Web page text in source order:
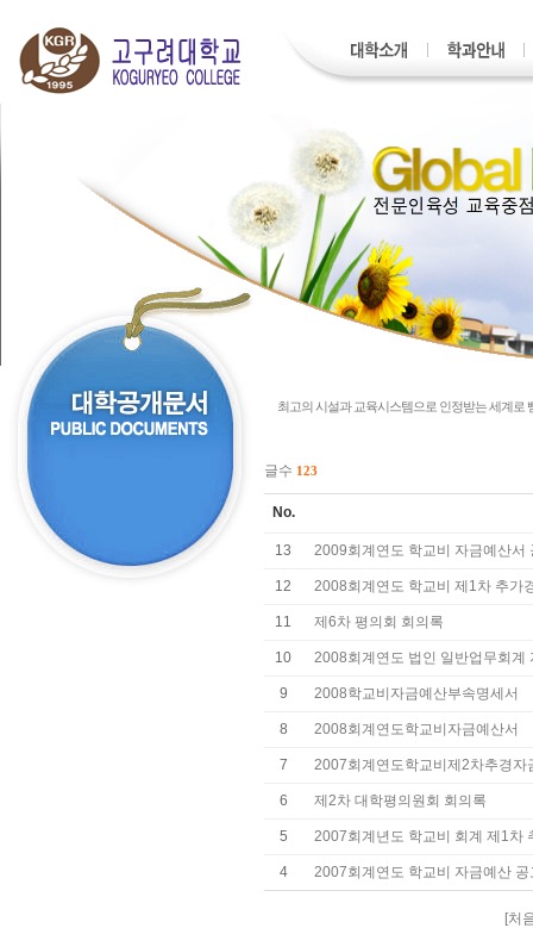
최고의 시설과 교육시스템으로 인정받는 세계로
글수 123
No.
13 2009회계연도 학교비 자금예산서
12 2008회계연도 학교비 제1차 추가
11 제6차 평의회 회의록
10 2008회계연도 법인 일반업무회계
9 2008학교비자금예산부속명세서
8 2008회계연도학교비자금예산서
7 2007회계연도학교비제2차추경자
6 제2차 대학평의원회 회의록
5 2007회계년도 학교비 회계 제1차
4 2007회계연도 학교비 자금예산 공
[처